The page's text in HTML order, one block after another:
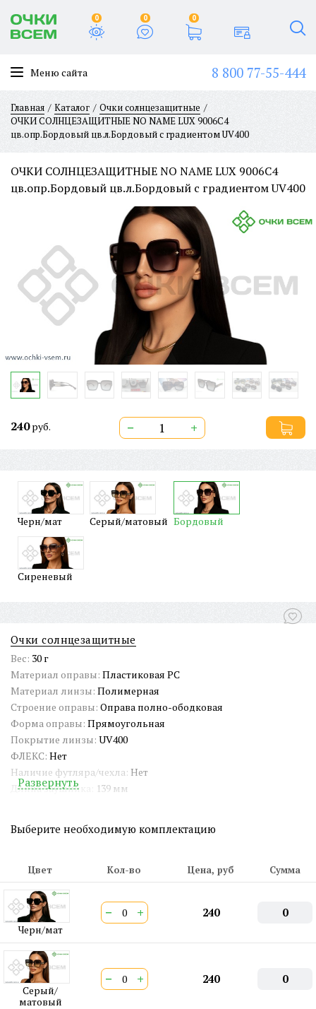
0 0 0
Меню сайта 8 800 77-55-444
Главная Каталог
Очки солнцезащитные
ОЧКИ СОЛНЦЕЗАЩИТНЫЕ NO NAME LUX 9006C4
цв.опр.Бордовый цв.л.Бордовый с градиентом UV400
ОЧКИ СОЛНЦЕЗАЩИТНЫЕ NO NAME LUX 9006C4
цв.опр.Бордовый цв.л.Бордовый с градиентом UV400
240руб. − +
Черн/мат Серый/матовый Бордовый
Сиреневый
Очки солнцезащитные
Вес: 30 г
Материал оправы: Пластиковая PC
Материал линзы: Полимерная
Строение оправы: Оправа полно-ободковая
Форма оправы: Прямоугольная
Покрытие линзы: UV400
ФЛЕКС: Нет
Наличие футляра/чехла: Нет
Длина заушника:
139 мм
Страна происхождения:Китай
Двойная перекладина:Нет
ШтрихКод EAN-13:2000000408903
Развернуть
Выберите необходимую комплектацию
Цвет Кол-во Цена, руб Сумма
Черн/мат
− + 240 0
Серый/
матовый
− + 240 0